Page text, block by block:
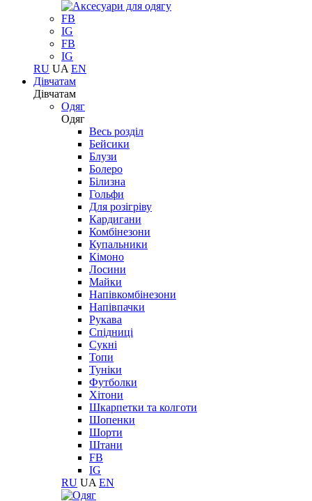
FB
IG
FB
IG
RU UA EN
Дівчатам
Дівчатам
Одяг
Одяг
Весь розділ
Бейсики
Блузи
Болеро
Білизна
Гольфи
Для розігріву
Кардигани
Комбінезони
Купальники
Кімоно
Лосини
Майки
Напівкомбінезони
Напівпачки
Рукава
Спідниці
Сукні
Топи
Туніки
Футболки
Хітони
Шкарпетки та колготи
Шопенки
Шорти
Штани
FB
IG
RU UA EN